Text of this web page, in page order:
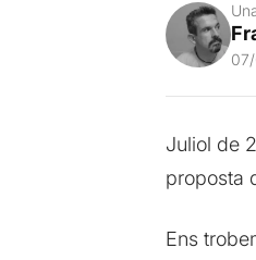
Juliol de
proposta
Ens